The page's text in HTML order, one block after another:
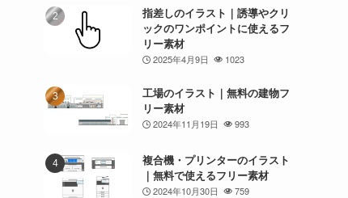
指差しのイラスト｜誘導やクリ
ックのワンポイントに使えるフ
リー素材
2025年4月9日 1023
工場のイラスト｜無料の建物フ
リー素材
2024年11月19日 993
複合機・プリンターのイラスト
｜無料で使えるフリー素材
2024年10月30日 759